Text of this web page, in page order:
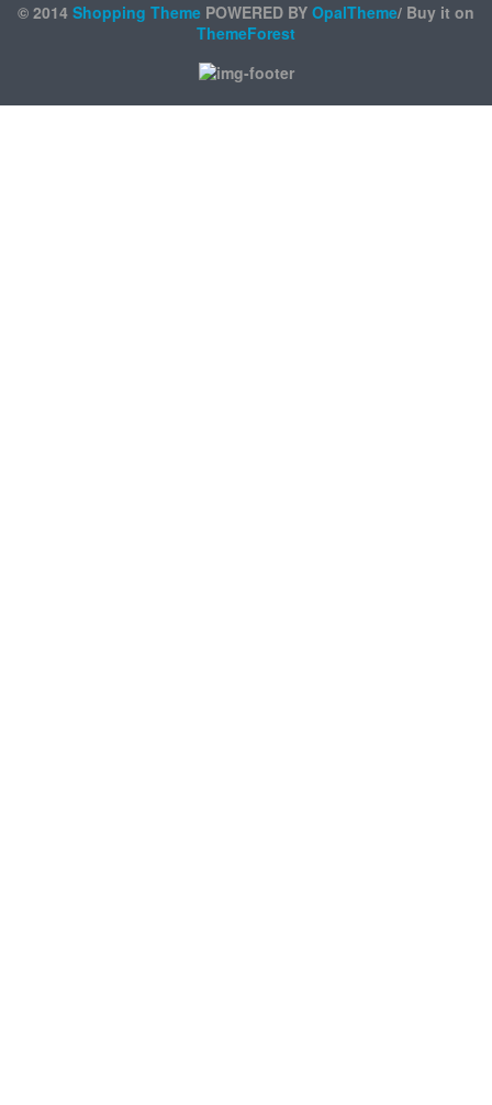
© 2014 Shopping Theme POWERED BY OpalTheme/ Buy it on
ThemeForest